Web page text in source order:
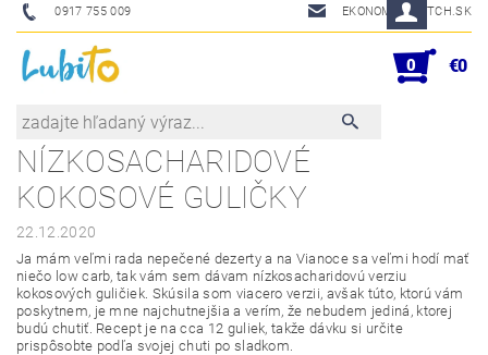
0917 755 009 EKONOM@SKETCH.SK
0 €0
NÍZKOSACHARIDOVÉ
KOKOSOVÉ GULIČKY
22.12.2020
Ja mám veľmi rada nepečené dezerty a na Vianoce sa veľmi hodí mať
niečo low carb, tak vám sem dávam nízkosacharidovú verziu
kokosových guličiek. Skúsila som viacero verzii, avšak túto, ktorú vám
poskytnem, je mne najchutnejšia a verím, že nebudem jediná, ktorej
budú chutiť. Recept je na cca 12 guliek, takže dávku si určite
prispôsobte podľa svojej chuti po sladkom.